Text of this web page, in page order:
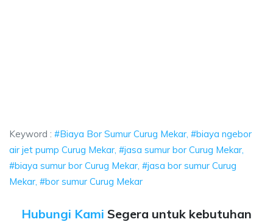
Keyword : #Biaya Bor Sumur Curug Mekar, #biaya ngebor
air jet pump Curug Mekar, #jasa sumur bor Curug Mekar,
#biaya sumur bor Curug Mekar, #jasa bor sumur Curug
Mekar, #bor sumur Curug Mekar
Hubungi Kami Segera untuk kebutuhan